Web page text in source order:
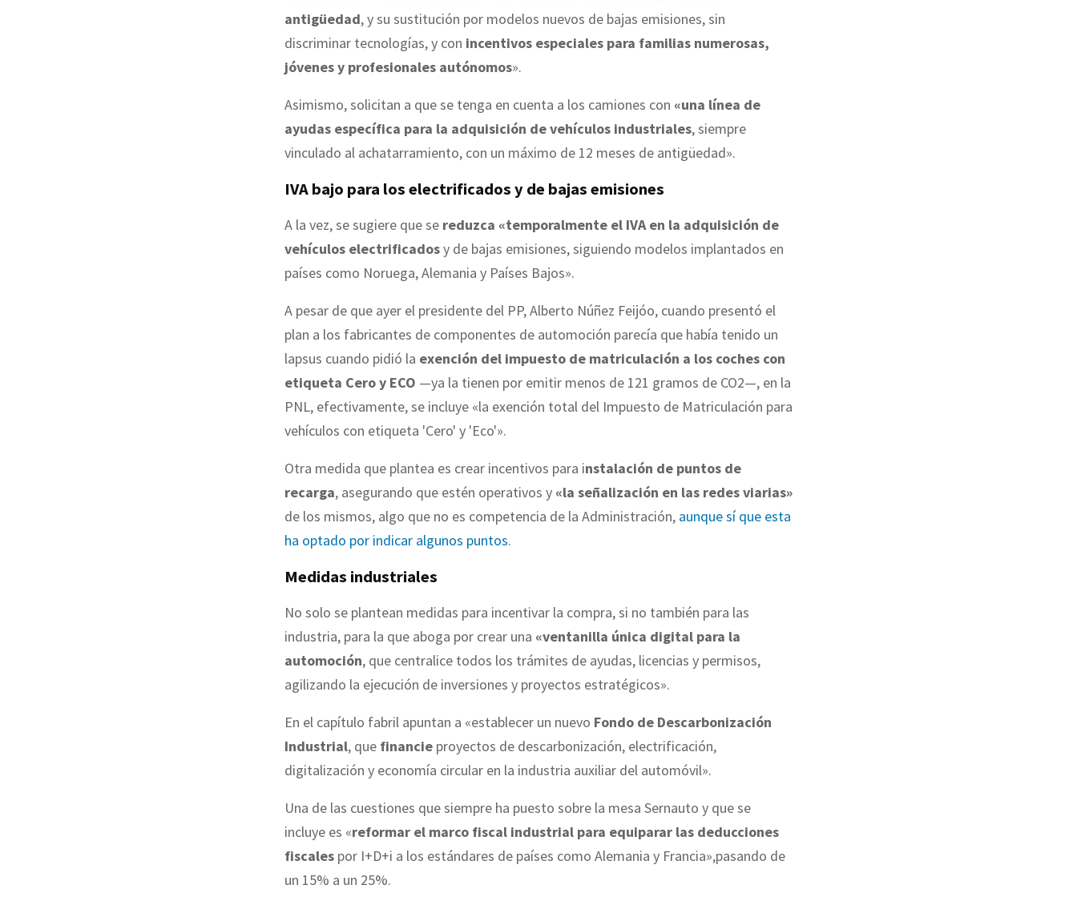
antigüedad, y su sustitución por modelos nuevos de bajas emisiones, sin
discriminar tecnologías, y con incentivos especiales para familias numerosas,
jóvenes y profesionales autónomos».
Asimismo, solicitan a que se tenga en cuenta a los camiones con «una línea de
ayudas específica para la adquisición de vehículos industriales, siempre
vinculado al achatarramiento, con un máximo de 12 meses de antigüedad».
IVA bajo para los electrificados y de bajas emisiones
A la vez, se sugiere que se reduzca «temporalmente el IVA en la adquisición de
vehículos electrificadosy de bajas emisiones, siguiendo modelos implantados en
países como Noruega, Alemania y Países Bajos».
A pesar de que ayer el presidente del PP, Alberto Núñez Feijóo, cuando presentó el
plan a los fabricantes de componentes de automoción parecía que había tenido un
lapsus cuando pidió la exención del impuesto de matriculación a los coches con
etiqueta Cero y ECO —ya la tienen por emitir menos de 121 gramos de CO2—, en la
PNL, efectivamente, se incluye «la exención total del Impuesto de Matriculación para
vehículos con etiqueta 'Cero' y 'Eco'».
Otra medida que plantea es crear incentivos para instalación de puntos de
recarga, asegurando que estén operativos y «la señalización en las redes viarias»
de los mismos, algo que no es competencia de la Administración, aunque sí que esta
ha optado por indicar algunos puntos.
Medidas industriales
No solo se plantean medidas para incentivar la compra, si no también para las
industria, para la que aboga por crear una «ventanilla única digital para la
automoción, que centralice todos los trámites de ayudas, licencias y permisos,
agilizando la ejecución de inversiones y proyectos estratégicos».
En el capítulo fabril apuntan a «establecer un nuevo Fondo de Descarbonización
Industrial, que financie proyectos de descarbonización, electrificación,
digitalización y economía circular en la industria auxiliar del automóvil».
Una de las cuestiones que siempre ha puesto sobre la mesa Sernauto y que se
incluye es «reformar el marco fiscal industrial para equiparar las deducciones
fiscales por I+D+i a los estándares de países como Alemania y Francia»,pasando de
un 15% a un 25%.